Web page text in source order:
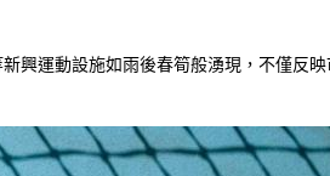
興運動設施如雨後春筍般湧現，不僅反